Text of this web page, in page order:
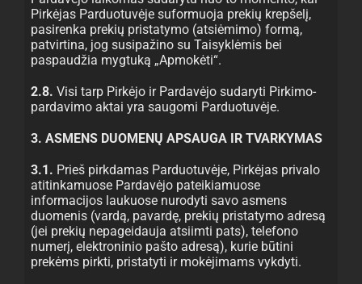
Pirkėjas Parduotuvėje suformuoja prekių krepšelį,
pasirenka prekių pristatymo (atsiėmimo) formą,
patvirtina, jog susipažino su Taisyklėmis bei
paspaudžia mygtuką „Apmokėti“.
2.8. Visi tarp Pirkėjo ir Pardavėjo sudaryti Pirkimo-
pardavimo aktai yra saugomi Parduotuvėje.
3. ASMENS DUOMENŲ APSAUGA IR TVARKYMAS
3.1. Prieš pirkdamas Parduotuvėje, Pirkėjas privalo
atitinkamuose Pardavėjo pateikiamuose
informacijos laukuose nurodyti savo asmens
duomenis (vardą, pavardę, prekių pristatymo adresą
(jei prekių nepageidauja atsiimti pats), telefono
numerį, elektroninio pašto adresą), kurie būtini
prekėms pirkti, pristatyti ir mokėjimams vykdyti.